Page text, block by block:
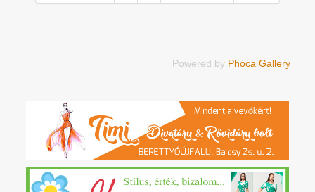
Powered by Phoca Gallery